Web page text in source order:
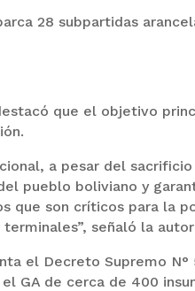
28 subpartidas
que el objetivo
a pesar del
pueblo boliviano y
que son críticos para la
señaló la
el Decreto Supremo
GA de cerca de 400